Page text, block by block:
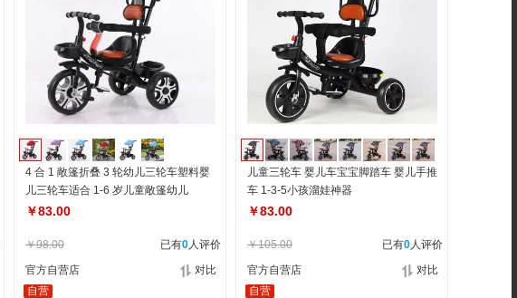
4 合 1 敞篷折叠 3 轮幼儿三轮车塑料婴
儿三轮车适合 1-6 岁儿童敞篷幼儿
￥83.00
￥98.00 已有0人评价
官方自营店
对比
自营
儿童三轮车 婴儿车宝宝脚踏车 婴儿手推
车 1-3-5小孩溜娃神器
￥83.00
￥105.00 已有0人评价
官方自营店
对比
自营